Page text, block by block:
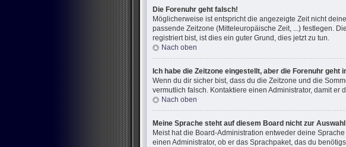
Die Forenuhr geht falsch!
Möglicherweise ist entspricht die angezeigte Zeit nicht
passende Zeitzone (Mitteleuropäische Zeit, ...) festlegen.
registriert bist, ist dies ein guter Grund, dies jetzt zu tun.
Nach oben
Ich habe die Zeitzone eingestellt, aber die Forenuhr geht
Wenn du dir sicher bist, dass du die Zeitzone und die
vermutlich falsch. Kontaktiere einen Administrator, damit er
Nach oben
Meine Sprache steht auf diesem Board nicht zur
Meist hat die Board-Administration entweder deine
einen Administrator, ob er das Sprachpaket, das du